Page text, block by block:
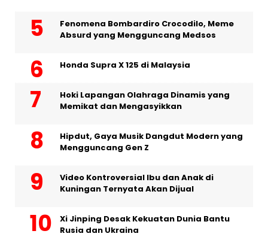
Fenomena Bombardiro Crocodilo, Meme
Absurd yang Mengguncang Medsos
Honda Supra X 125 di Malaysia
Hoki Lapangan Olahraga Dinamis yang
Memikat dan Mengasyikkan
Hipdut, Gaya Musik Dangdut Modern yang
Mengguncang Gen Z
Video Kontroversial Ibu dan Anak di
Kuningan Ternyata Akan Dijual
Xi Jinping Desak Kekuatan Dunia Bantu
Rusia dan Ukraina